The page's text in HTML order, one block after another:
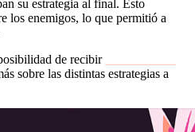
su estrategia al final. Esto
los enemigos, lo que permitió a
de recibir
sobre las distintas estrategias a